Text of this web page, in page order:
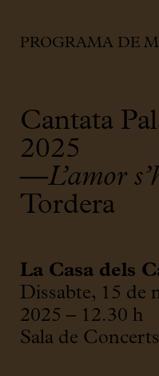
PROGRAMA DE
Cantata
2025
—L’amor
Tordera
La Casa dels
Dissabte, 15 de
2025 – 12.30 h
Sala de Concerts